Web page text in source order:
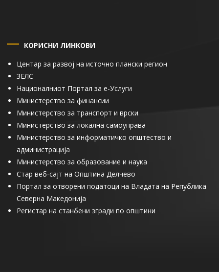
КОРИСНИ ЛИНКОВИ
Центар за развој на источно плански регион
ЗЕЛС
Националниот Портал за е-Услуги
Министерство за финансии
Министерство за транспорт и врски
Министерство за локална самоуправа
Министерство за информатичко општество и
администрација
Министерство за образование и наука
Стар веб-сајт на Општина Делчево
Портал за отворени податоци на Владата на Република
Северна Македонија
Регистар на станбени згради по општини